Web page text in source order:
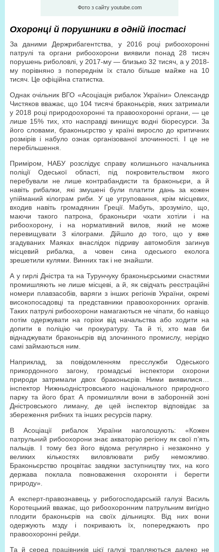
Фото з сайту youtube.com
Охоронці й порушники в одній іпостасі
За даними Держриб­агентства, у 2016 році рибоохоронні
патрулі та органи рибоохорони виявили понад 28 тисяч
порушень риболовлі, у 2017-му — близько 32 тисяч, а у 2018-
му порівняно з попереднім їх стало більше майже на 10
тисяч. Це офіційна статистка.
Однак очільник ВГО «Асоціація рибалок України» Олександр
Чистяков вважає, що 104 тисячі браконьєрів, яких затримали
у 2018 році природоохоронні та правоохоронні органи, — це
лише 15% тих, хто насправді винищує водні біоресурси. За
його словами, браконьєрство у країні виросло до критичних
розмірів і набуло ознак організованої злочинності. І це не
перебільшення.
Приміром, НАБУ розслідує справу колишнього начальника
поліції Одеської області, під покровительством якого
перебували не лише контрабандисти та браконьєри, а й
навіть рибалки, які змушені були платити дань за кожен
упійманий кілограм риби. У це угруповання, крім місцевих,
входив навіть громадянин Греції. Мабуть, зрозуміло, що,
маючи такого патрона, браконьєри чхати хотіли і на
рибоохорону, і на нормативний вилов, який не може
перевищувати 3 кілограми. Дійшло до того, що у вже
згадуваних Маяках внаслідок підриву автомобіля загинув
місцевий рибалка, а човен сина одеського еколога
зрешетили кулями. Винних так і не знайшли.
А у гирлі Дністра та на Турунчуку браконьєрськими снастями
промишляють не лише місцеві, а й, як свідчать реєстраційні
номери плавзасобів, варяги з інших регіонів України, окремі
високопосадовці та представники правоохоронних органів.
Таких патрулі рибоохорони намагаються не чіпати, бо навіщо
потім одержувати на горіхи від начальства або ходити на
допити в поліцію чи прокуратуру. Та й ті, хто мав би
віднаджувати браконьєрів від злочинного промислу, нерідко
самі займаються ним.
Наприклад, за повідомленням пресслужби Одесь­кого
прикордонного загону, громадські інспектори охорони
природи затримали двох браконьєрів. Ними виявилися…
інспектор Нижньодністровського націо­нального природного
парку та його брат. А промишляли вони в заборонній зоні
Дністровського лиману, де цей інспектор відповідає за
збереження рибних та інших ресурсів парку.
В Асоціації рибалок України наголошують: «Кожен
патрульний рибоохорони знає акваторію регіону як свої п’ять
пальців. І тому без його відома регулярно і незаконно у
великих кількостях виловлювати рибу неможливо.
Браконьєрство процвітає завдяки заступництву тих, на кого
держава поклала повноваження охороняти і берегти
природу».
А експерт-правознавець у рибогосподарській галузі Василь
Коротецький вважає, що рибоохоронним патрульним вигідно
плодити браконьєрів на своїх дільницях. Від них вони
одержують мзду і покривають їх, попереджають про
правоохоронні рейди.
Та й серед працівників цієї галузі трапляються далеко не